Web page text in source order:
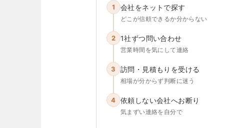
1 会社をネットで探す
どこが信頼できるか分からない
2 1社ずつ問い合わせ
営業時間を気にして連絡
3 訪問・見積もりを受ける
相場が分からず判断に迷う
4 依頼しない会社へお断り
気まずい連絡を自分で